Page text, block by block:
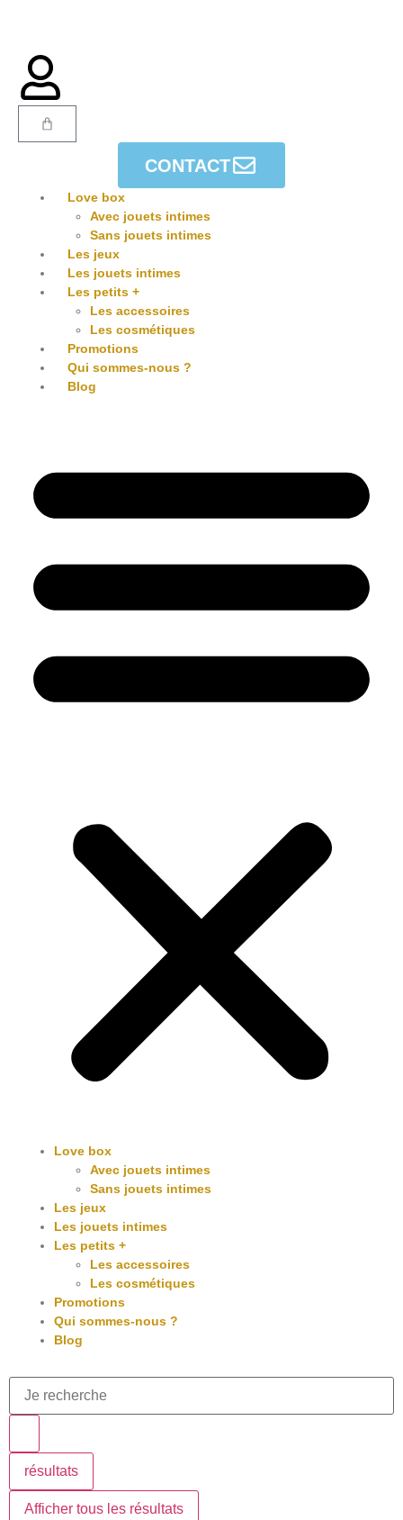
CONTACT
Love box
Avec jouets intimes
Sans jouets intimes
Les jeux
Les jouets intimes
Les petits +
Les accessoires
Les cosmétiques
Promotions
Qui sommes-nous ?
Blog
Love box
Avec jouets intimes
Sans jouets intimes
Les jeux
Les jouets intimes
Les petits +
Les accessoires
Les cosmétiques
Promotions
Qui sommes-nous ?
Blog
résultats
Afficher tous les résultats